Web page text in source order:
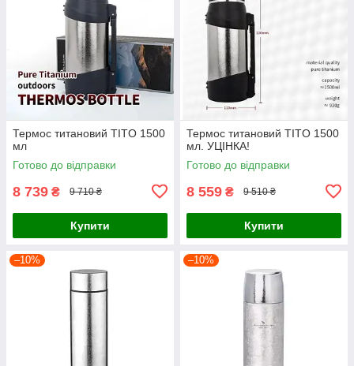
Термос титановий TITO 1500
мл
Готово до відправки
8 739 ₴ 9 710 ₴
Купити
Термос титановий TITO 1500
мл. УЦІНКА!
Готово до відправки
8 559 ₴ 9 510 ₴
Купити
–10% –10%